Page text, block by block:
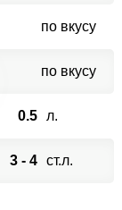
по вкусу
по вкусу
0.5 л.
3 - 4 ст.л.